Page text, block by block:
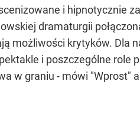
i hipnotycznie
dramaturgii
możliwości krytyków. Dla
i poszczególne role
w graniu - mówi "Wprost"